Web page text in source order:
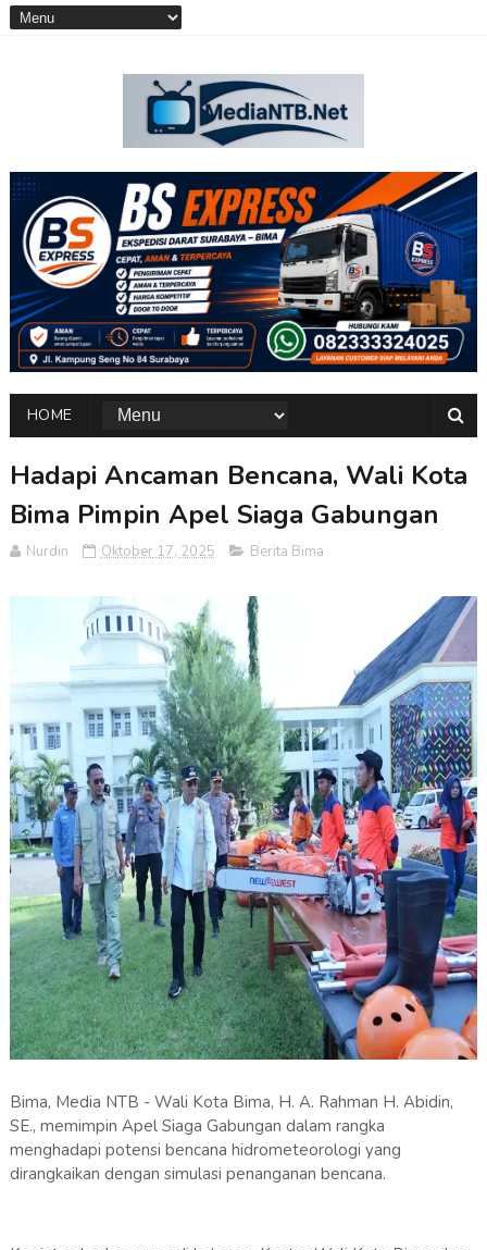
HOME
Hadapi Ancaman Bencana, Wali Kota
Bima Pimpin Apel Siaga Gabungan
Nurdin Oktober 17, 2025 Berita Bima
Bima, Media NTB - Wali Kota Bima, H. A. Rahman H. Abidin,
SE., memimpin Apel Siaga Gabungan dalam rangka
menghadapi potensi bencana hidrometeorologi yang
dirangkaikan dengan simulasi penanganan bencana.